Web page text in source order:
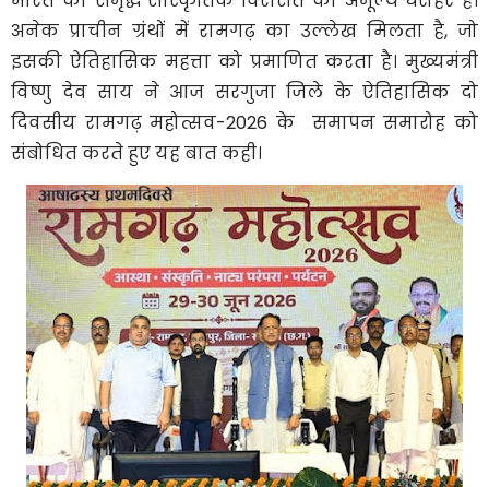
अनेक प्राचीन ग्रंथों में रामगढ़ का उल्लेख मिलता है, जो
इसकी ऐतिहासिक महत्ता को प्रमाणित करता है। मुख्यमंत्री
विष्णु देव साय ने आज सरगुजा जिले के ऐतिहासिक दो
दिवसीय रामगढ़ महोत्सव-2026 के समापन समारोह को
संबोधित करते हुए यह बात कही।